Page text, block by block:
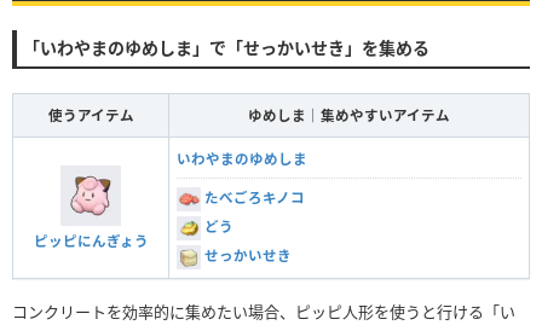
「いわやまのゆめしま」で「せっかいせき」を集める
使うアイテム ゆめしま｜集めやすいアイテム
ピッピにんぎょう
いわやまのゆめしま
たべごろキノコ
どう
せっかいせき
コンクリートを効率的に集めたい場合、ピッピ人形を使うと行ける「い